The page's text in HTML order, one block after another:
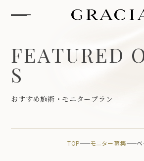
FEATURED
S
おすすめ施術 ・ モニ ター プラ ン
TOP モニター募集 ベ